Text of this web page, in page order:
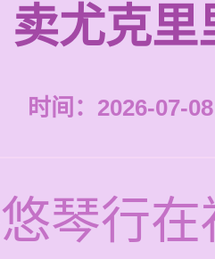
卖尤克里
时间：2026-07-
琴行